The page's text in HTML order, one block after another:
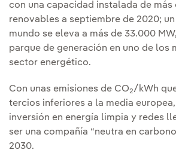
con una capacidad instalada de más
renovables a septiembre de 2020;
mundo se eleva a más de 33.000
parque de generación en uno de los
sector energético.
Con unas emisiones de CO2/kWh
tercios inferiores a la media
inversión en energía limpia y redes
ser una compañía “neutra en
2030.